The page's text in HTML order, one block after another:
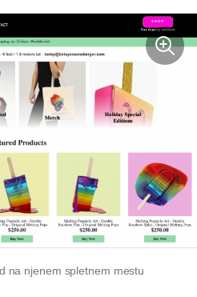
na njenem spletnem mestu